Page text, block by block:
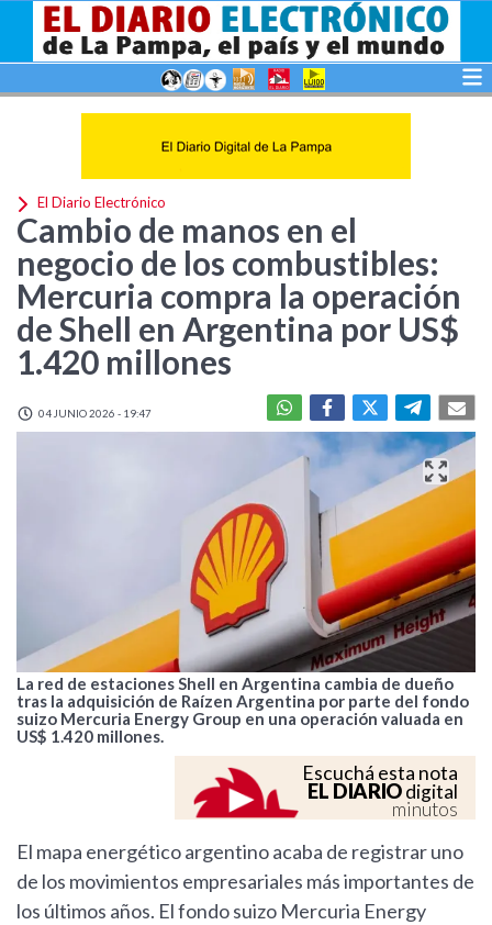
El Diario Electrónico
Cambio de manos en el
negocio de los combustibles:
Mercuria compra la operación
de Shell en Argentina por US$
1.420 millones
04 JUNIO 2026 - 19:47
La red de estaciones Shell en Argentina cambia de dueño
tras la adquisición de Raízen Argentina por parte del fondo
suizo Mercuria Energy Group en una operación valuada en
US$ 1.420 millones.
Escuchá esta nota
EL DIARIOdigital
minutos
El mapa energético argentino acaba de registrar uno
de los movimientos empresariales más importantes de
los últimos años. El fondo suizo Mercuria Energy